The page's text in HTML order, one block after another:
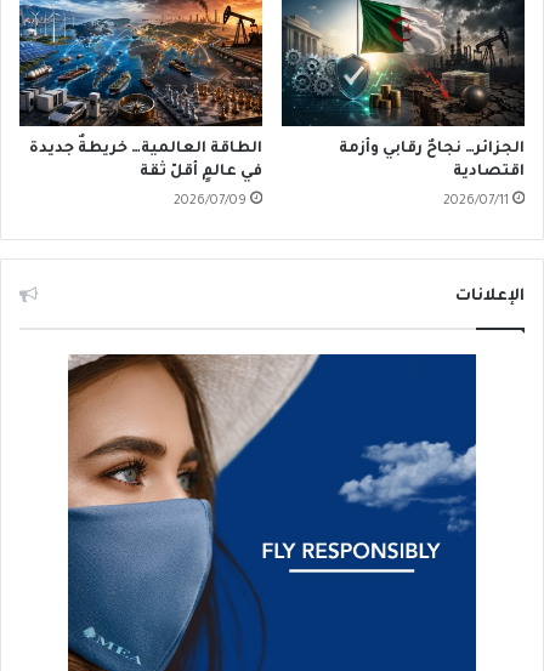
الجزائر… نجاحٌ رقابي وأزمة
اقتصادية
2026/07/11
الطاقة العالمية… خريطةٌ جديدة
في عالمٍ أقلّ ثقة
2026/07/09
الإعلانات